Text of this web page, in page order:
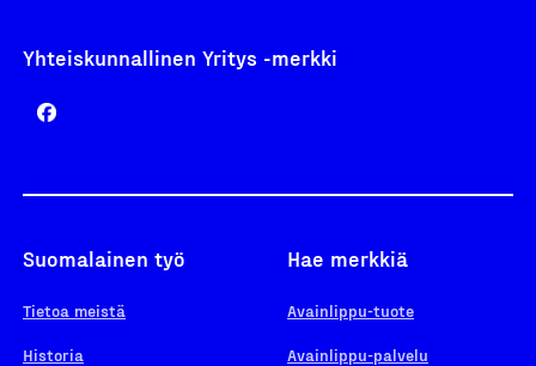
Yhteiskunnallinen Yritys -merkki
Suomalainen työ
Tietoa meistä
Historia
Hae merkkiä
Avainlippu-tuote
Avainlippu-palvelu